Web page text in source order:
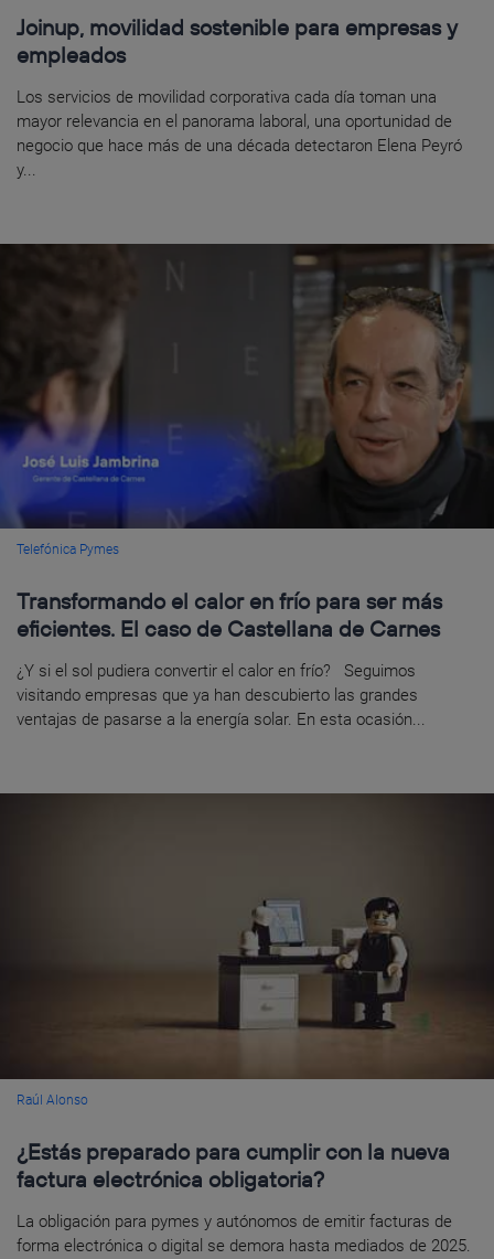
Joinup, movilidad sostenible para empresas y
empleados
Los servicios de movilidad corporativa cada día toman una
mayor relevancia en el panorama laboral, una oportunidad de
negocio que hace más de una década detectaron Elena Peyró
y...
Telefónica Pymes
Transformando el calor en frío para ser más
eficientes. El caso de Castellana de Carnes
¿Y si el sol pudiera convertir el calor en frío? Seguimos
visitando empresas que ya han descubierto las grandes
ventajas de pasarse a la energía solar. En esta ocasión...
Raúl Alonso
¿Estás preparado para cumplir con la nueva
factura electrónica obligatoria?
La obligación para pymes y autónomos de emitir facturas de
forma electrónica o digital se demora hasta mediados de 2025.